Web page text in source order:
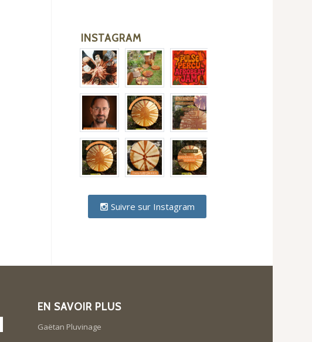
INSTAGRAM
Suivre sur Instagram
EN SAVOIR PLUS
Gaëtan Pluvinage